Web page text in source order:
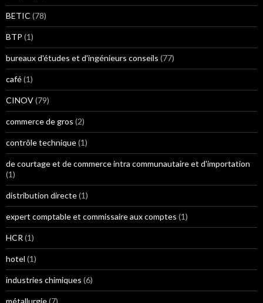
BETIC (78)
BTP (1)
bureaux d'études et d'ingénieurs conseils (77)
café(1)
CINOV(79)
commerce de gros (2)
contrôle technique(1)
de courtage et de commerce intra communautaire et d'importation
(1)
distribution directe(1)
expert comptable et commissaire aux comptes (1)
HCR (1)
hotel (1)
industries chimiques (6)
métallurgie(7)